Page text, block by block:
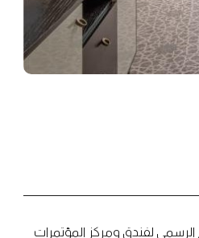
الرسمي لفندق ومركز المؤتمرات